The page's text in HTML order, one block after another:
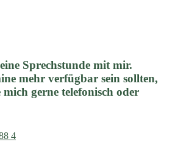
Sprechstunde mit mir.
mehr verfügbar sein sollten,
gerne telefonisch oder
4